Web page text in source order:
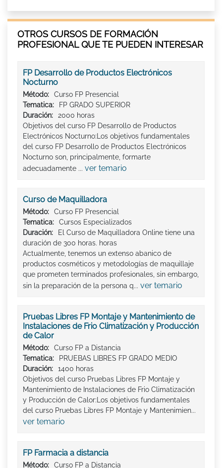
OTROS CURSOS DE FORMACIÓN
PROFESIONAL QUE TE PUEDEN INTERESAR
FP Desarrollo de Productos Electrónicos
Nocturno
Método:
Curso FP Presencial
Tematica:
FP GRADO SUPERIOR
Duración:
2000 horas
Objetivos del curso FP Desarrollo de Productos
Electrónicos Nocturno:Los objetivos fundamentales
del curso FP Desarrollo de Productos Electrónicos
Nocturno son, principalmente, formarte
adecuadamente ... ver temario
Curso de Maquilladora
Método:
Curso FP Presencial
Tematica:
Cursos Especializados
Duración:
El Curso de Maquilladora Online tiene una
duración de 300 horas. horas
Actualmente, tenemos un extenso abanico de
productos cosméticos y metodologías de maquillaje
que prometen terminados profesionales, sin embargo,
sin la preparación de la persona q... ver temario
Pruebas Libres FP Montaje y Mantenimiento de
Instalaciones de Frio Climatización y Producción
de Calor
Método:
Curso FP a Distancia
Tematica:
PRUEBAS LIBRES FP GRADO MEDIO
Duración:
1400 horas
Objetivos del curso Pruebas Libres FP Montaje y
Mantenimiento de Instalaciones de Frio Climatización
y Producción de Calor:Los objetivos fundamentales
del curso Pruebas Libres FP Montaje y Mantenimien...
ver temario
FP Farmacia a distancia
Método: Curso FP a Distancia